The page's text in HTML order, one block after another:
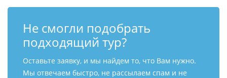
Не смогли подобрать
подходящий тур?
Оставьте заявку, и мы найдем то, что Вам нужно.
Мы отвечаем быстро, не рассылаем спам и не